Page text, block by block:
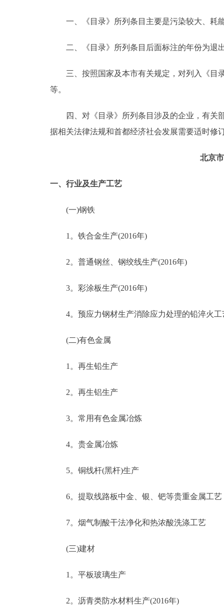
北京概况
绿色北京
DEUTSCH
ITALIANO
一、《目录》所列条目主要是污染较大、耗
二、《目录》所列条目后面标注的年份为退出
三、按照国家及本市有关规定，对列入《目录
等。
四、对《目录》所列条目涉及的企业，有关部
据相关法律法规和首都经济社会发展需要适时修
北京
一、行业及生产工艺
(一)钢铁
1。铁合金生产(2016年)
2。普通钢丝、钢绞线生产(2016年)
3。彩涂板生产(2016年)
4。预应力钢材生产消除应力处理的铅淬火工
(二)有色金属
1。再生铅生产
2。再生铝生产
3。常用有色金属冶炼
4。贵金属冶炼
5。铜线杆(黑杆)生产
6。提取线路板中金、银、钯等贵重金属工艺
7。烟气制酸干法净化和热浓酸洗涤工艺
(三)建材
1。平板玻璃生产
2。沥青类防水材料生产(2016年)